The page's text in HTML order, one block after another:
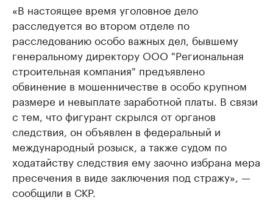
«В настоящее время уголовное дело
расследуется во втором отделе по
расследованию особо важных дел, бывшему
генеральному директору ООО "Региональная
строительная компания" предъявлено
обвинение в мошенничестве в особо крупном
размере и невыплате заработной платы. В связи
с тем, что фигурант скрылся от органов
следствия, он объявлен в федеральный и
международный розыск, а также судом по
ходатайству следствия ему заочно избрана мера
пресечения в виде заключения под стражу», —
сообщили в СКР.